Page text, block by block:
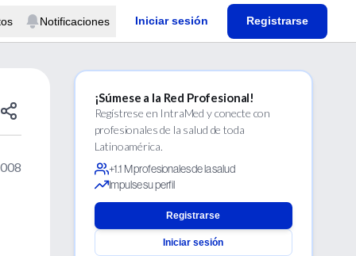
Notificaciones Iniciar sesión Registrarse
¡Súmese a la Red Profesional!
Regístrese en IntraMed y conecte con
profesionales de la salud de toda
Latinoamérica.
+1.1 M profesionales de la salud
Impulse su perfil
Registrarse
Iniciar sesión